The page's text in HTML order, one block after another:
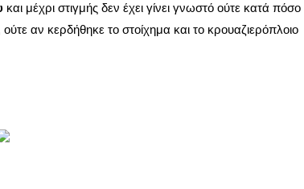
και μέχρι στιγμής δεν έχει γίνει γνωστό ούτε κατά πόσο
αν κερδήθηκε το στοίχημα και το κρουαζιερόπλοιο